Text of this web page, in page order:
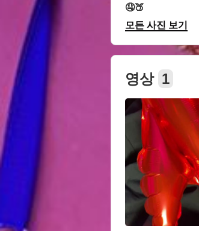
🤤🍑
모든 사진 보기
영상 1